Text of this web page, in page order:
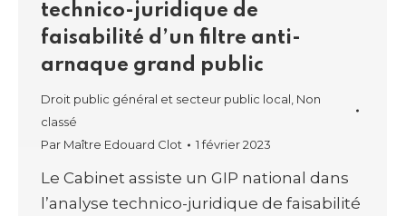
technico-juridique de
faisabilité d’un filtre anti-
arnaque grand public
Droit public général et secteur public local Non
classé
Par Maître Edouard Clot 1 février 2023
Le Cabinet assiste un GIP national dans
l’analyse technico-juridique de faisabilité